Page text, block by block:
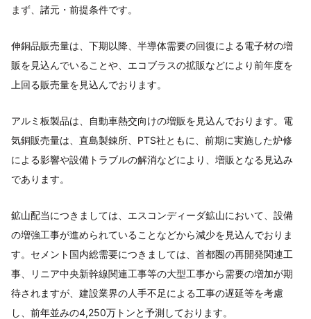
まず、諸元・前提条件です。
伸銅品販売量は、下期以降、半導体需要の回復による電子材の増
販を見込んでいることや、エコブラスの拡販などにより前年度を
上回る販売量を見込んでおります。
アルミ板製品は、自動車熱交向けの増販を見込んでおります。電
気銅販売量は、直島製錬所、PTS社ともに、前期に実施した炉修
による影響や設備トラブルの解消などにより、増販となる見込み
であります。
鉱山配当につきましては、エスコンディーダ鉱山において、設備
の増強工事が進められていることなどから減少を見込んでおりま
す。セメント国内総需要につきましては、首都圏の再開発関連工
事、リニア中央新幹線関連工事等の大型工事から需要の増加が期
待されますが、建設業界の人手不足による工事の遅延等を考慮
し、前年並みの4,250万トンと予測しております。